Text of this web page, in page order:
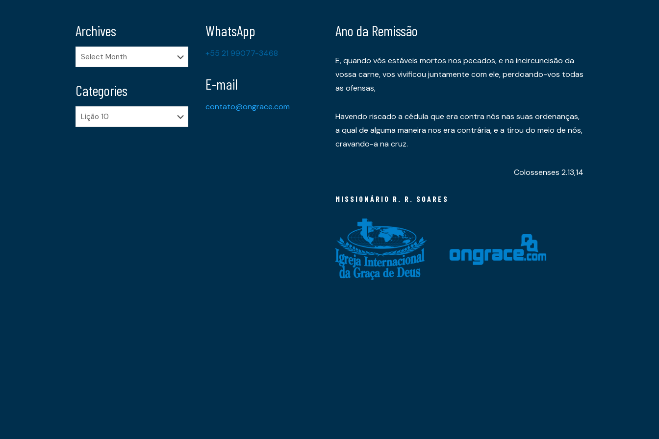
Archives
Archives
Categories
Categories
WhatsApp
+55 21 99077-3468
E-mail
contato@ongrace.com
Ano da Remissão
E, quando vós estáveis mortos nos pecados, e na incircuncisão da
vossa carne, vos vivificou juntamente com ele, perdoando-vos todas
as ofensas,
Havendo riscado a cédula que era contra nós nas suas ordenanças,
a qual de alguma maneira nos era contrária, e a tirou do meio de nós,
cravando-a na cruz.
Colossenses 2.13,14
MISSIONÁRIO R. R. SOARES